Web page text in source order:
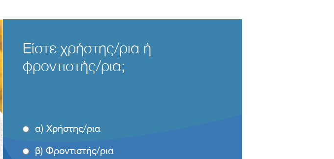
Είστε χρήστης/ρια ή
φροντιστής/ρια;
α) Χρήστης/ρια
β) Φροντιστής/ρια